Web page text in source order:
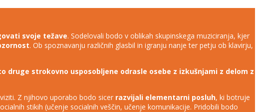
svoje težave. Sodelovali bodo v oblikah skupinskega muziciranja, kjer
. Ob spoznavanju različnih glasbil in igranju nanje ter petju ob klavirju,
strokovno usposobljene odrasle osebe z izkušnjami z delom z
Z njihovo uporabo bodo sicer razvijali elementarni posluh, ki botruje
stikih (učenje socialnih veščin, učenje komunikacije. Pridobili bodo